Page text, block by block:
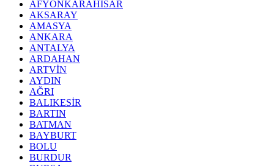
AFYONKARAHİSAR
AKSARAY
AMASYA
ANKARA
ANTALYA
ARDAHAN
ARTVİN
AYDIN
AĞRI
BALIKESİR
BARTIN
BATMAN
BAYBURT
BOLU
BURDUR